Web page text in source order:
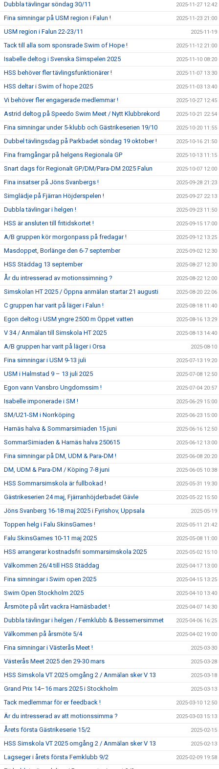
Dubbla tävlingar söndag 30/11 2025-11-27 12:42
Fina simningar på USM region i Falun ! 2025-11-23 21:00
USM region i Falun 22-23/11 2025-11-19
Tack till alla som sponsrade Swim of Hope ! 2025-11-12 21:00
Isabelle deltog i Svenska Simspelen 2025 2025-11-10 08:20
HSS behöver fler tävlingsfunktionärer ! 2025-11-07 13:30
HSS deltar i Swim of hope 2025 2025-11-03 13:40
Vi behöver fler engagerade medlemmar ! 2025-10-27 12:45
Astrid deltog på Speedo Swim Meet / Nytt Klubbrekord 2025-10-21 22:54
Fina simningar under 5-klubb och Gästrikeserien 19/10 2025-10-20 11:55
Dubbel tävlingsdag på Parkbadet söndag 19 oktober ! 2025-10-16 21:50
Fina framgångar på helgens Regionala GP 2025-10-13 11:15
Snart dags för Regionalt GP/DM/Para-DM 2025 Falun 2025-10-07 12:00
Fina insatser på Jöns Svanbergs ! 2025-09-28 21:23
Simglädje på Fjärran Höjderspelen ! 2025-09-27 22:13
Dubbla tävlingar i helgen ! 2025-09-23 11:50
HSS är ansluten till fritidskortet ! 2025-09-15 17:00
A/B gruppen kör morgonpass på fredagar ! 2025-09-12 13:25
Masdoppet, Borlänge den 6-7 september 2025-09-02 12:30
HSS Städdag 13 september 2025-08-27 12:30
År du intresserad av motionssimning ? 2025-08-22 12:00
Simskolan HT 2025 / Öppna anmälan startar 21 augusti 2025-08-20 22:06
C gruppen har varit på läger i Falun ! 2025-08-18 11:40
Egon deltog i USM yngre 2500 m Öppet vatten 2025-08-16 13:29
V 34 / Anmälan till Simskola HT 2025 2025-08-13 14:40
A/B gruppen har varit på läger i Orsa 2025-08-10
Fina simningar i USM 9-13 juli 2025-07-13 19:20
USM i Halmstad 9 – 13 juli 2025 2025-07-08 12:50
Egon vann Vansbro Ungdomssim ! 2025-07-04 20:57
Isabelle imponerade i SM ! 2025-06-29 15:00
SM/U21-SM i Norrköping 2025-06-23 15:00
Harnäs halva & Sommarsimiaden 15 juni 2025-06-16 12:50
SommarSimiaden & Harnäs halva 250615 2025-06-12 13:00
Fina simningar på DM, UDM & Para-DM ! 2025-06-08 20:20
DM, UDM & Para-DM / Köping 7-8 juni 2025-06-05 10:38
HSS Sommarsimskola är fullbokad ! 2025-05-31 19:30
Gästrikeserien 24 maj, Fjärranhöjderbadet Gävle 2025-05-22 15:50
Jöns Svanberg 16-18 maj 2025 i Fyrishov, Uppsala 2025-05-19
Toppen helg i Falu SkinsGames ! 2025-05-11 21:42
Falu SkinsGames 10-11 maj 2025 2025-05-08 11:00
HSS arrangerar kostnadsfri sommarsimskola 2025 2025-05-02 15:10
Välkommen 26/4 till HSS Städdag 2025-04-17 13:00
Fina simningar i Swim open 2025 2025-04-15 13:25
Swim Open Stockholm 2025 2025-04-10 13:40
Årsmöte på vårt vackra Harnäsbadet ! 2025-04-07 14:30
Dubbla tävlingar i helgen / Femklubb & Bessemersimmet 2025-04-06 16:25
Välkommen på årsmöte 5/4 2025-04-02 19:00
Fina simningar i Västerås Meet ! 2025-03-30
Västerås Meet 2025 den 29-30 mars 2025-03-28
HSS Simskola VT 2025 omgång 2 / Anmälan sker V 13 2025-03-18
Grand Prix 14–16 mars 2025 i Stockholm 2025-03-13
Tack medlemmar för er feedback ! 2025-03-10 12:50
Är du intresserad av att motionssimma ? 2025-03-03 15:13
Årets första Gästrikeserie 15/2 2025-02-15
HSS Simskola VT 2025 omgång 2 / Anmälan sker V 13 2025-02-13
Lagseger i årets första Femklubb 9/2 2025-02-09 19:58